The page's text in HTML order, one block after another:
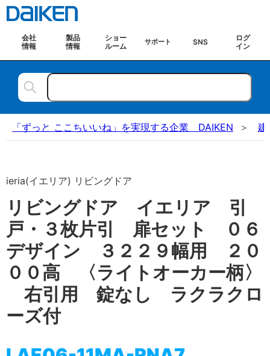
会社
情報
製品
情報
ショー
ルーム
サポート SNS
ログ
イン
「ずっと ここちいいね」を実現する企業 DAIKEN 建
ieria(イエリア) リビングドア
リビングドア イエリア 引
戸・３枚片引 扉セット ０６
デザイン ３２２９幅用 ２０
００高 〈ライトオーカー柄〉
右引用 錠なし ラクラクロ
ーズ付